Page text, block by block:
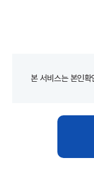
본 서비스는 본인